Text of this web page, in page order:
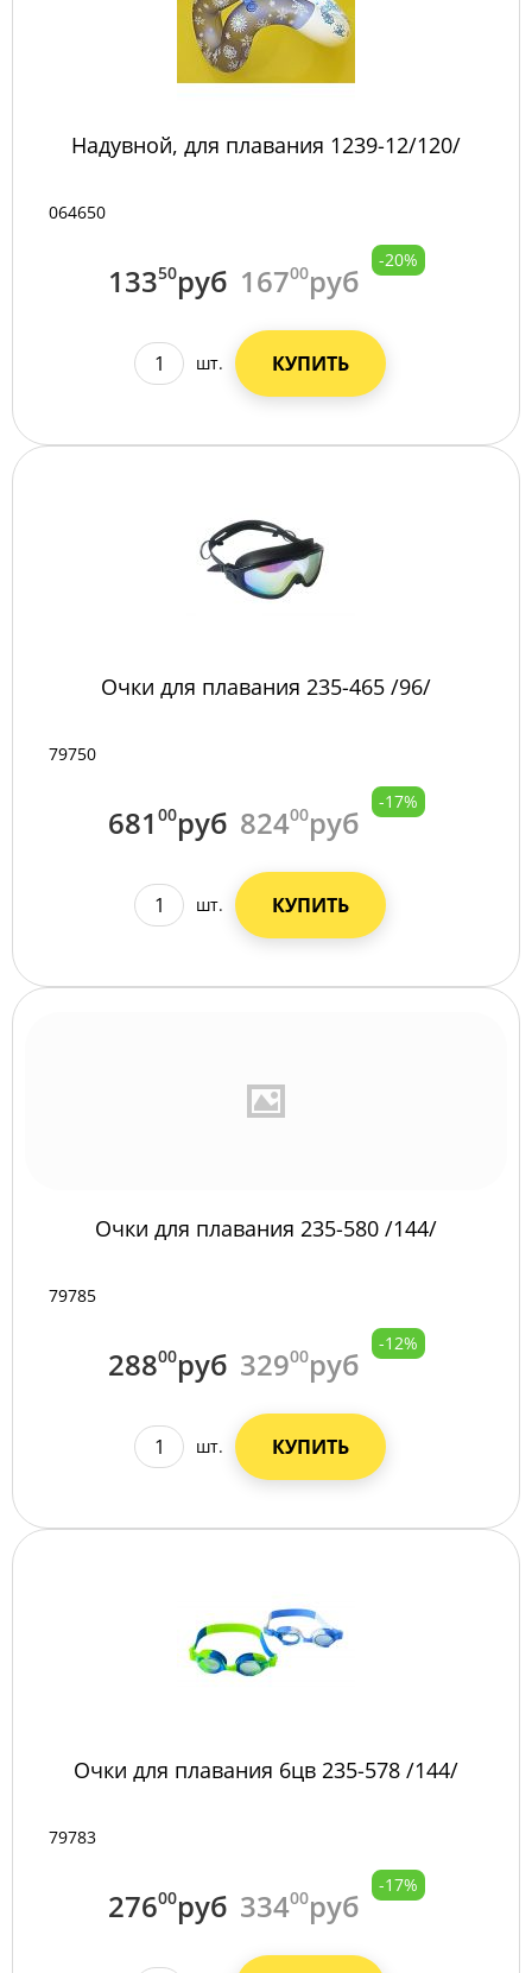
Надувной, для плавания 1239-12/120/
064650
13350руб 16700руб
-20%
шт. КУПИТЬ
Очки для плавания 235-465 /96/
79750
681 00руб 82400руб
-17%
шт. КУПИТЬ
Очки для плавания 235-580 /144/
79785
28800руб 32900руб
-12%
шт. КУПИТЬ
Очки для плавания 6цв 235-578 /144/
79783
27600руб 33400руб
-17%